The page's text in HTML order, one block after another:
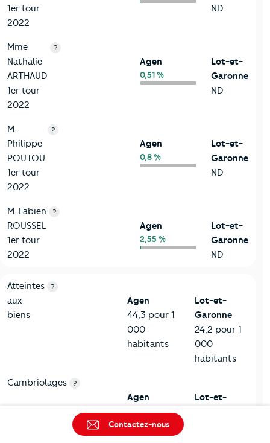
1er tour
2022
ND
Mme
Nathalie
ARTHAUD
1er tour
2022
?
Agen
0,51 %
Lot-et-
Garonne
ND
M.
Philippe
POUTOU
1er tour
2022
?
Agen
0,8 %
Lot-et-
Garonne
ND
M. Fabien
ROUSSEL
1er tour
2022
?
Agen
2,55 %
Lot-et-
Garonne
ND
7-Sécurité
Critères
Atteintes
aux
biens
?
Agen
44,3 pour 1
000
habitants
Lot-et-
Garonne
24,2 pour 1
000
habitants
Cambriolages ?
Agen
7,1 pour 1
000
Lot-et-
Contactez-nous